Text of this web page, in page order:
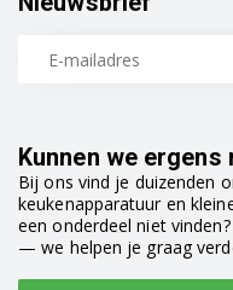
Kunnen we ergens
Bij ons vind je duizenden
keukenapparatuur en
een onderdeel niet
— we helpen je graag